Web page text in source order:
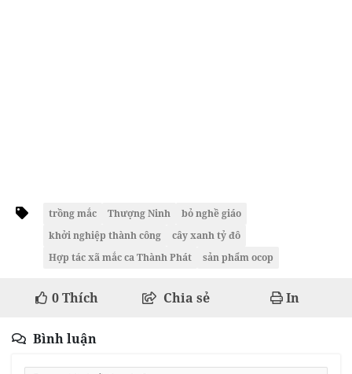
trồng mắc Thượng Ninh
bỏ nghề giáo
khởi nghiệp thành công
cây xanh tỷ đô
Hợp tác xã mắc ca Thành Phát
sản phẩm ocop
0Thích Chia sẻ In
Bình luận